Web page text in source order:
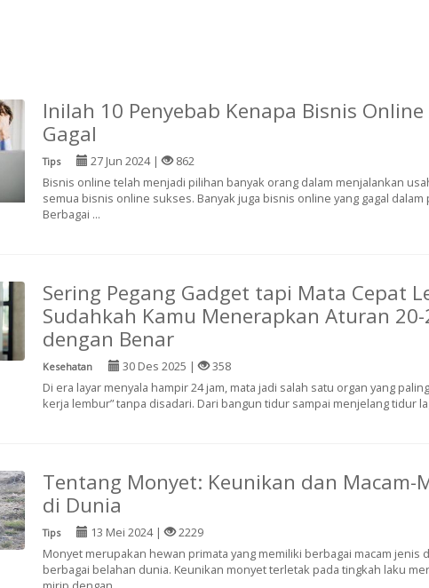
Inilah 10 Penyebab Kenapa Bisnis Online
Gagal
Tips 27 Jun 2024 |
862
Bisnis online telah menjadi pilihan banyak orang dalam menjalankan
semua bisnis online sukses. Banyak juga bisnis online yang gagal dalam
Berbagai ...
Sering Pegang Gadget tapi Mata Cepat
Sudahkah Kamu Menerapkan Aturan 20-
dengan Benar
Kesehatan 30 Des 2025 |
358
Di era layar menyala hampir 24 jam, mata jadi salah satu organ yang
kerja lembur” tanpa disadari. Dari bangun tidur sampai menjelang tidur
Tentang Monyet: Keunikan dan Macam-
di Dunia
Tips 13 Mei 2024 |
2229
Monyet merupakan hewan primata yang memiliki berbagai macam jenis
berbagai belahan dunia. Keunikan monyet terletak pada tingkah laku